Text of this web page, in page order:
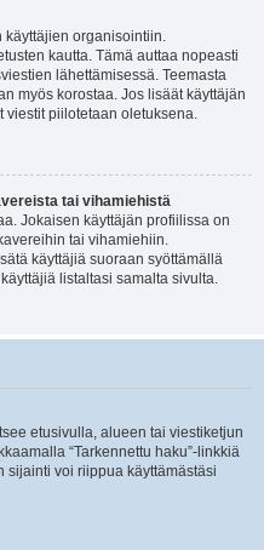
käyttäjien organisointiin.
kautta. Tämä auttaa nopeasti
lähettämisessä. Teemasta
myös korostaa. Jos lisäät käyttäjän
viestit piilotetaan oletuksena.
tai vihamiehistä
Jokaisen käyttäjän profiilissa on
tai vihamiehiin.
käyttäjiä suoraan syöttämällä
listaltasi samalta sivulta.
etusivulla, alueen tai viestiketjun
“Tarkennettu haku”-linkkiä
voi riippua käyttämästäsi